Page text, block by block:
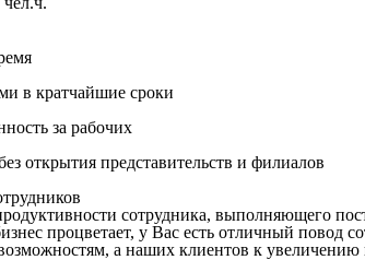
в кратчайшие сроки
за рабочих
открытия представительств и филиалов
сотрудника, выполняющего
процветает, у Вас есть отличный повод
а наших клиентов к